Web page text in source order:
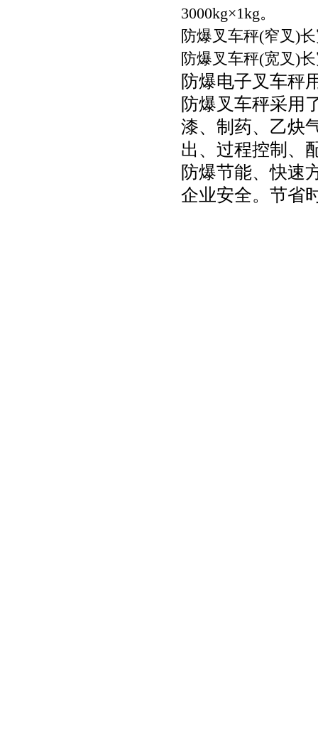
3000kg×1kg。
防爆叉车秤(窄叉)
防爆叉车秤(宽叉)
防爆电子叉车秤
防爆叉车秤采用
漆、制药、乙炔
出、过程控制、
防爆节能、快速
企业安全。节省